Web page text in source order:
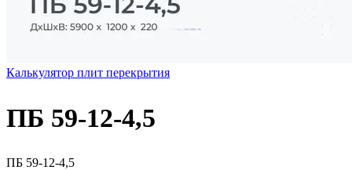
Калькулятор плит перекрытия
ПБ 59-12-4,5
ПБ 59-12-4,5